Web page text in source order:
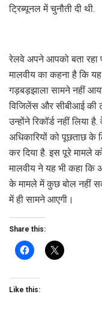
ट्रिब्यूनल में चुनौती दी थी.
रेलवे अपने आपको बता रहा
मालवीय का कहना है कि
गड़बड़झाला सामने नहीं
विजिलेंस और सीबीआई की
उन्होंने रिकॉर्ड नहीं लिया
अधिकारियों को पूछताछ के
कर दिया है. इस पूरे मामले
मालवीय ने यह भी कहा कि
के मामले में कुछ बोल नहीं
में ही सामने आएगी।
Share this:
Like this: